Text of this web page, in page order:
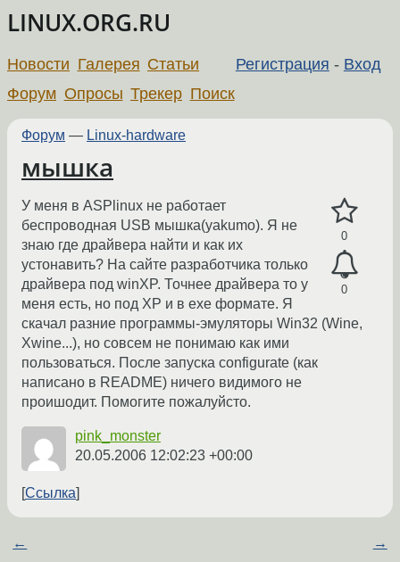
LINUX.ORG.RU
Регистрация - Вход
Новости Галерея Статьи
Форум Опросы Трекер Поиск
Форум — Linux-hardware
мышка
0
0
У меня в ASPlinux не работает
беспроводная USB мышка(yakumo). Я не
знаю где драйвера найти и как их
устонавить? На сайте разработчика только
драйвера под winXP. Точнее драйвера то у
меня есть, но под XP и в exe формате. Я
скачал разние программы-эмуляторы Win32 (Wine,
Xwine...), но совсем не понимаю как ими
пользоваться. После запуска configurate (как
написано в README) ничего видимого не
проишодит. Помогите пожалуйсто.
pink_monster
20.05.2006 12:02:23 +00:00
Ссылка
← →